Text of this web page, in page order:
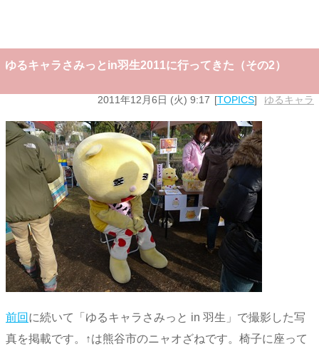
ゆるキャラさみっとin羽生2011に行ってきた（その2）
2011年12月6日 (火) 9:17 TOPICS ゆるキャラ
前回 に続いて「ゆるキャラさみっと in 羽生」で撮影した写
真を掲載です。↑は熊谷市のニャオざねです。椅子に座って